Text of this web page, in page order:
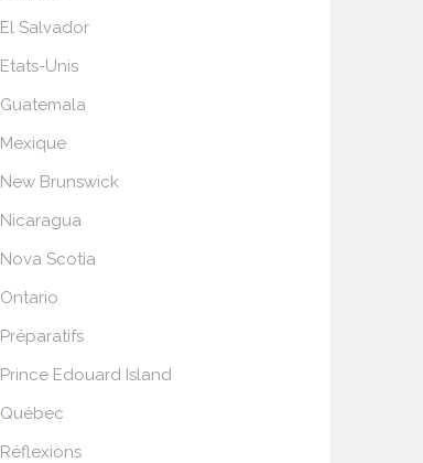
El Salvador
Etats-Unis
Guatemala
Mexique
New Brunswick
Nicaragua
Nova Scotia
Ontario
Préparatifs
Prince Edouard Island
Québec
Réflexions